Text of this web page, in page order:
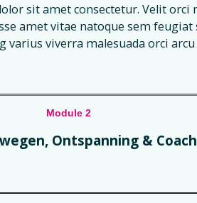
sit amet consectetur. Velit
amet vitae natoque sem
varius viverra malesuada orci
Module 2
Ontspanning &